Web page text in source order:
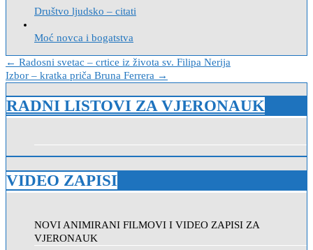
Društvo ljudsko – citati
Moć novca i bogatstva
Navigacija
objava
← Radosni svetac – crtice iz života sv. Filipa Nerija
Izbor – kratka priča Bruna Ferrera →
RADNI LISTOVI ZA VJERONAUK
VIDEO ZAPISI
NOVI ANIMIRANI FILMOVI I VIDEO ZAPISI ZA
VJERONAUK